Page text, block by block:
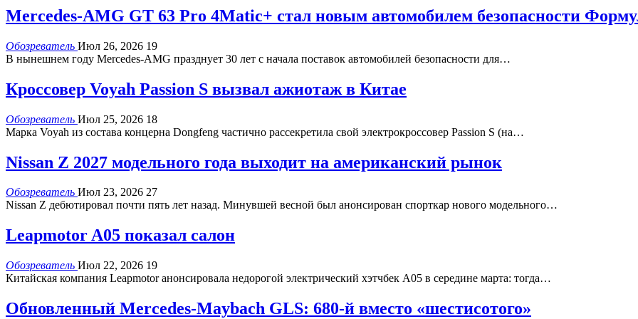
Mercedes-AMG GT 63 Pro 4Matic+ стал новым автомобилем безопасности
Обозреватель Июл 26, 2026 19
В нынешнем году Mercedes-AMG празднует 30 лет с начала поставок автомобилей безопасности для…
Кроссовер Voyah Passion S вызвал ажиотаж в Китае
Обозреватель Июл 25, 2026 18
Марка Voyah из состава концерна Dongfeng частично рассекретила свой электрокроссовер Passion S (на…
Nissan Z 2027 модельного года выходит на американский рынок
Обозреватель Июл 23, 2026 27
Nissan Z дебютировал почти пять лет назад. Минувшей весной был анонсирован спорткар нового модельного…
Leapmotor A05 показал салон
Обозреватель Июл 22, 2026 19
Китайская компания Leapmotor анонсировала недорогой электрический хэтчбек A05 в середине марта: тогда…
Обновленный Mercedes-Maybach GLS: 680-й вместо «шестисотого»